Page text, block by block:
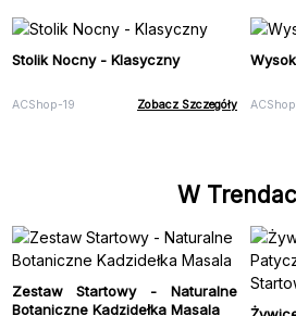
Stolik Nocny - Klasyczny
ACShop-19 Zobacz Szczegóły
W
Zestaw Startowy - Naturalne
Botaniczne Kadzidełka Masala